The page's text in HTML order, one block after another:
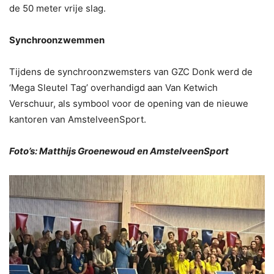
de 50 meter vrije slag.
Synchroonzwemmen
Tijdens de synchroonzwemsters van GZC Donk werd de
‘Mega Sleutel Tag’ overhandigd aan Van Ketwich
Verschuur, als symbool voor de opening van de nieuwe
kantoren van AmstelveenSport.
Foto’s: Matthijs Groenewoud en AmstelveenSport